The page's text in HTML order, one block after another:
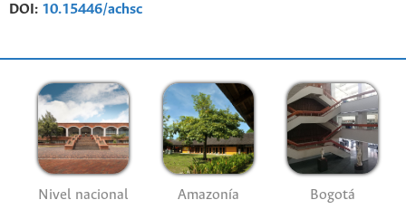
DOI: 10.15446/achsc
Nivel nacional Amazonía Bogotá